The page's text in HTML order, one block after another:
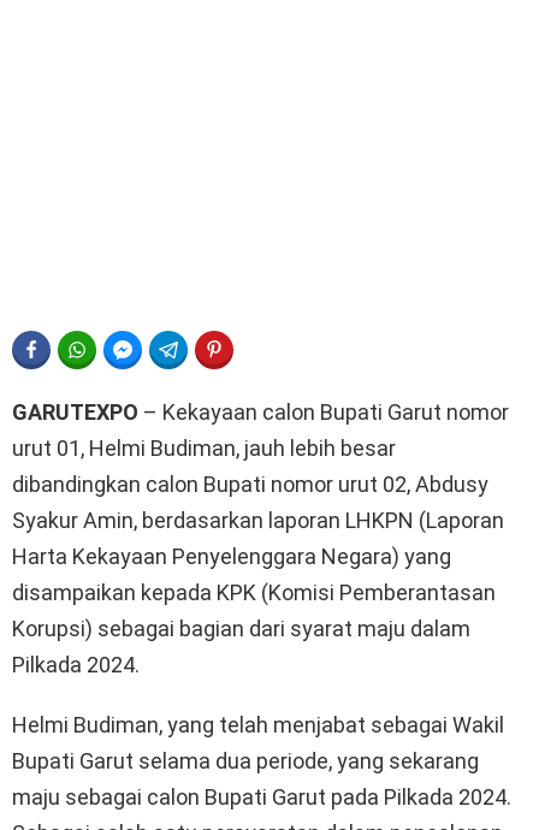
FACEBOOKWHATSAPPFACEBOOK MESSENGER
TELEGRAM
GARUTEXPO – Kekayaan calon Bupati Garut nomor
urut 01, Helmi Budiman, jauh lebih besar
dibandingkan calon Bupati nomor urut 02, Abdusy
Syakur Amin, berdasarkan laporan LHKPN (Laporan
Harta Kekayaan Penyelenggara Negara) yang
disampaikan kepada KPK (Komisi Pemberantasan
Korupsi) sebagai bagian dari syarat maju dalam
Pilkada 2024.
Helmi Budiman, yang telah menjabat sebagai Wakil
Bupati Garut selama dua periode, yang sekarang
maju sebagai calon Bupati Garut pada Pilkada 2024.